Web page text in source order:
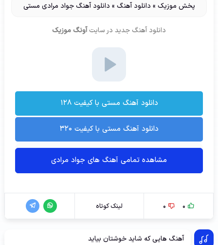
پخش موزیک » دانلود آهنگ » دانلود آهنگ جواد مرادی مستی
دانلود آهنگ جدید در سایت آونگ موزیک
دانلود آهنگ مستی با کیفیت ۱۲۸
دانلود آهنگ مستی با کیفیت ۳۲۰
مشاهده تمامی آهنگ های جواد مرادی
0
0 لینک کوتاه
آهنگ هایی که شاید خوشتان بیاید